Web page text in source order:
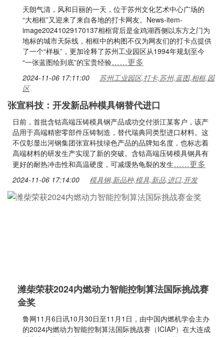
天朗气清，风和日丽的一天，位于苏州文化艺术中心广场的
“大相框”又迎来了来自各地的打卡网友。News-item-
image20241029170137相框背后是金鸡湖西侧以东方之门为
地标的城市天际线，相框中的构图不仅为网友们的打卡点提供
了一个“样板”，更加诠释了苏州工业园区从1994年规划至今
“一张蓝图绘到底”的宝贵经验……更多
2024-11-06 17:11:00
苏州工业园区,打卡,苏州,蓝图,相框,园
区
张宣科技：开发新品种模具钢替代进口
日前，首批含钴高端压铸模具钢产品成功交付浙江某客户，该产
品用于高端精密零部件压铸制造，替代瑞典同类型进口材料。这
不仅彰显出河钢集团张宣科技绿色产品的品牌知名度，也标志着
高端材料的研发生产实现了新的突破。含钴高端压铸模具钢具有
更好的耐热冲击性和高温硬度，可减缓热龟裂的发生……更多
2024-11-06 17:14:00 模具钢,新品种,模具,新品,进口,开发
潍柴荣获2024内燃动力智能控制算法国际挑战赛
金奖
鲁网11月6日讯10月30日至11月1日，由中国内燃机学会主办
的2024内燃动力智能控制算法国际挑战赛（ICIAP）在大连成